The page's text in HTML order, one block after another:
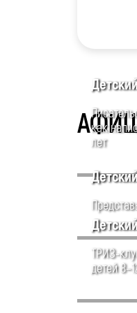
как
лет
ТРИЗ-
детей